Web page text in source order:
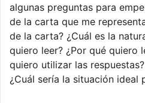
algunas preguntas para
de la carta que me
de la carta? ¿Cuál es la
quiero leer? ¿Por qué quiero
quiero utilizar las
¿Cuál sería la situación ideal